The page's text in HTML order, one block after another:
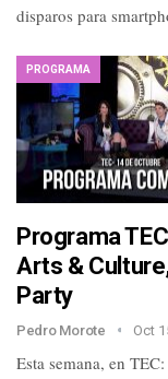
disparos para
PROGRAMA
Programa
Arts &
Party
Pedro Morote Oct
Esta semana, en